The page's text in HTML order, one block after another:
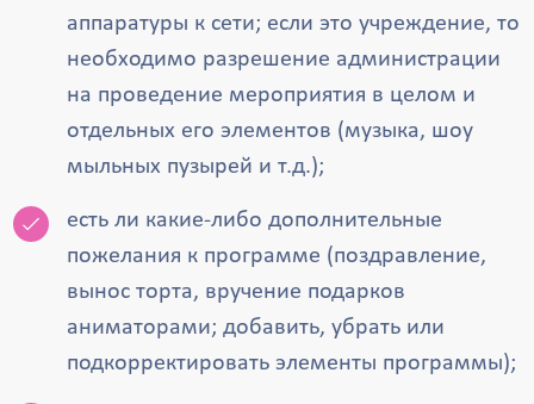
аппаратуры к сети; если это учреждение, то
необходимо разрешение администрации
на проведение мероприятия в целом и
отдельных его элементов (музыка, шоу
мыльных пузырей и т.д.);
есть ли какие-либо дополнительные
пожелания к программе (поздравление,
вынос торта, вручение подарков
аниматорами; добавить, убрать или
подкорректировать элементы программы);